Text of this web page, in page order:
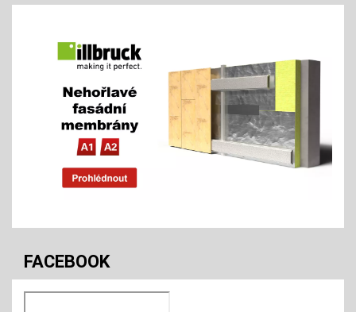
FACEBOOK